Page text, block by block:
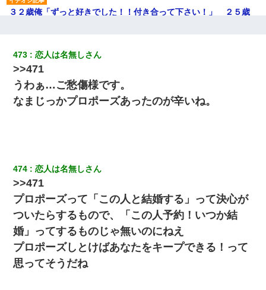
３２歳俺「ずっと好きでした！！付き合って下さい！」 ２５歳
今日夫の実家に泊ったんだけど、朝起きたら股間がなんかモッコ
リしてた
近所のお寺に住み込みで手伝いしてる知的障害のオッサンがい
た。ある日、オッサンが火かき棒を持って顔を真っ赤にしながら
友人「酒の勢いで女先輩をホテルに連れ込んだｗｗｗｗｗ」俺
「…」
放置子が病院送りになったらしい → 俺（二度と帰ってくるなよ…
嫁を半身不随にしやがった恨みは、正直こんなもんじゃ晴れな
い）
彼女(37)の情欲がえげつない件ｗｗｗｗｗｗｗ
473 恋人は名無しさん
>>471
うわぁ…ご愁傷様です。
なまじっかプロポーズあったのが辛いね。
474 恋人は名無しさん
>>471
プロポーズって「この人と結婚する」って決心が
ついたらするもので、「この人予約！いつか結
婚」ってするものじゃ無いのにねえ
プロポーズしとけばあなたをキープできる！って
思ってそうだね